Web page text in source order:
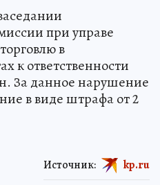
при управе
в
к ответственности
За данное нарушение
в виде штрафа от 2
Источник: kp.ru